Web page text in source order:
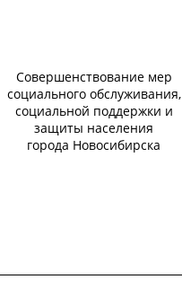
Совершенствование мер
социального обслуживания,
социальной поддержки и
защиты населения
города Новосибирска